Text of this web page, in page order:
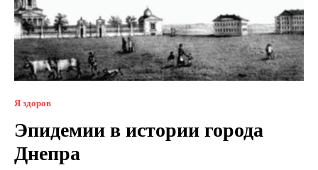
Я здоров
Эпидемии в истории города
Днепра